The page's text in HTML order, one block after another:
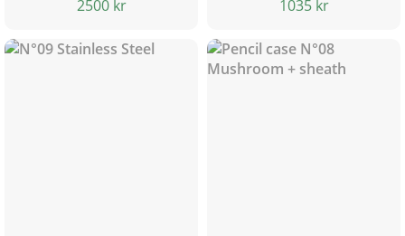
2500 kr 1035 kr